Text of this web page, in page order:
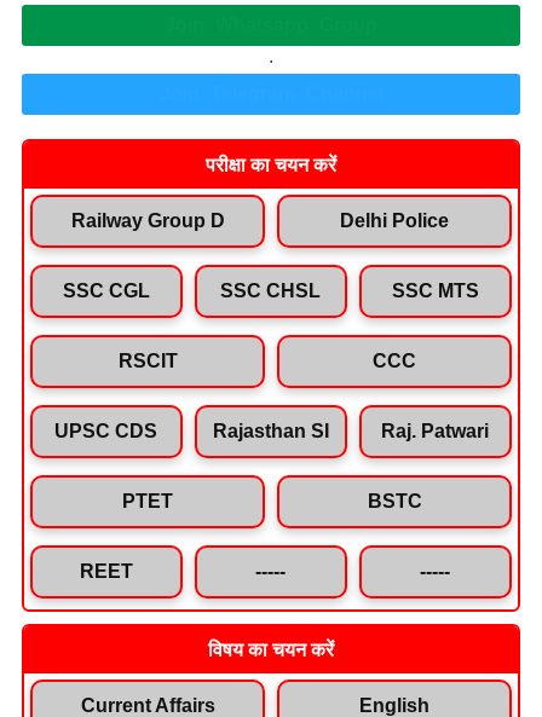
.
परीक्षा का चयन करें
Railway Group D Delhi Police
SSC CGL SSC CHSL SSC MTS
RSCIT CCC
UPSC CDS Rajasthan SI Raj. Patwari
PTET BSTC
REET ----- -----
विषय का चयन करें
Current Affairs English